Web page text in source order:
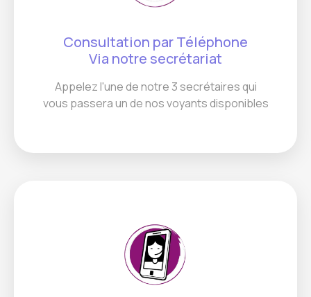
Consultation par Téléphone
Via notre secrétariat
Appelez l'une de notre 3 secrétaires qui
vous passera un de nos voyants disponibles